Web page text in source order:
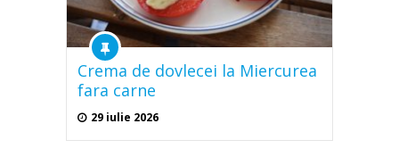
Crema de dovlecei la Miercurea
fara carne
29 iulie 2026